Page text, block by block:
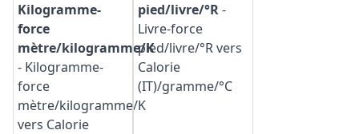
Kilogramme-
force
mètre/kilogramme/K
- Kilogramme-
force
mètre/kilogramme/K
vers Calorie
pied/livre/°R-
Livre-force
pied/livre/°R vers
Calorie
(IT)/gramme/°C